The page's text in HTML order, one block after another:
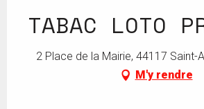
TABAC LOTO
2 Place de la Mairie, 44117 Saint-
M'y rendre